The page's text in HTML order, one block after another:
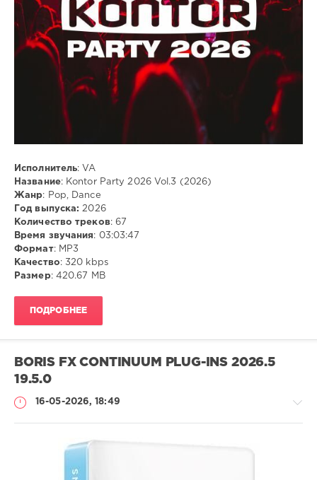
Исполнитель: VA
Название: Kontor Party 2026 Vol.3 (2026)
Жанр: Pop, Dance
Год выпуска: 2026
Количество треков: 67
Время звучания: 03:03:47
Формат: MP3
Качество: 320 kbps
Размер: 420.67 MB
ПОДРОБНЕЕ
BORIS FX CONTINUUM PLUG-INS 2026.5
19.5.0
16-05-2026, 18:49